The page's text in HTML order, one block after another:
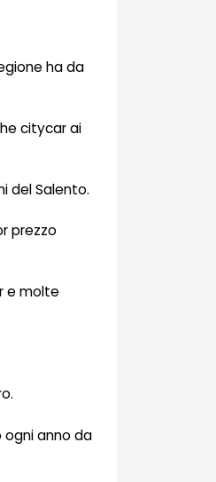
ha da
citycar ai
del Salento.
prezzo
e molte
anno da